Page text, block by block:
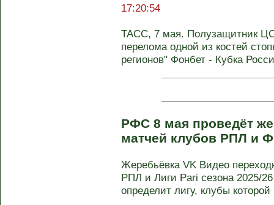
17:20:54
ТАСС, 7 мая. Полузащитник
перелома одной из костей
регионов" Фонбет - Кубка
РФС 8 мая проведёт
матчей клубов РПЛ и
Жеребьёвка VK Видео
РПЛ и Лиги Pari сезона 2025/
определит лигу, клубы которой